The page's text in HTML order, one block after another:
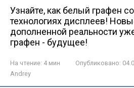
Узнайте, как белый графен
технологиях дисплеев!
дополненной реальности
графен - будущее!
На чтение: 4 мин Опубликовано:
Andrey